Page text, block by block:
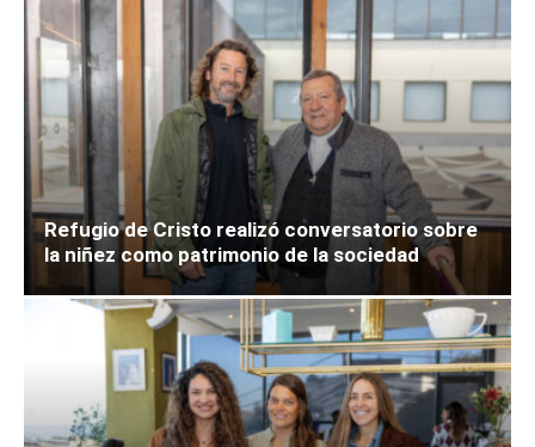
Refugio de Cristo realizó conversatorio sobre
la niñez como patrimonio de la sociedad